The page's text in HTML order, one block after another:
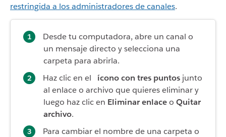
restringida a los administradores de canales.
Desde tu computadora, abre un canal o
un mensaje directo y selecciona una
carpeta para abrirla.
Haz clic en el
ícono con tres puntos junto
al enlace o archivo que quieres eliminar y
luego haz clic en Eliminar enlaceo Quitar
archivo.
Para cambiar el nombre de una carpeta o